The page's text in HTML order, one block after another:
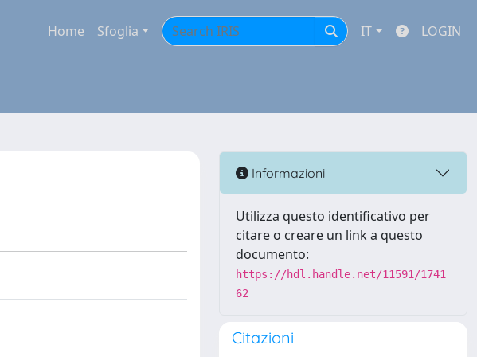
Home Sfoglia IT LOGIN
Informazioni
Utilizza questo identificativo per
citare o creare un link a questo
documento:
https://hdl.handle.net/11591/1741
62
Citazioni